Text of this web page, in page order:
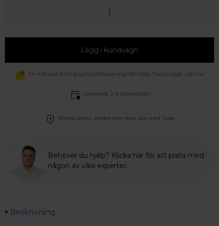
Lägg i kundvagn
En månads frivillig självriskförsäkring från Easy Peasy ingår. Läs mer
Lagervara. 2-5 arbetsdagar
Betala direkt, senare eller dela upp med Svea.
Behöver du hjälp? Klicka här för att prata med
någon av våra experter.
Beskrivning